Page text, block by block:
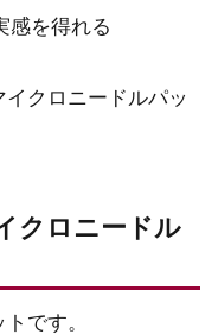
感を得れる
クロニードルパッ
クロニードル
です。